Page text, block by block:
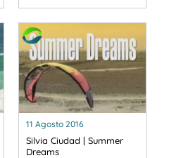
11 Agosto 2016
Silvia Ciudad | Summer
Dreams